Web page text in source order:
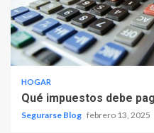
HOGAR
Qué impuestos debe
Segurarse Blog febrero 13, 2025